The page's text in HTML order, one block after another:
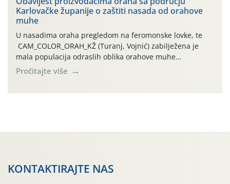
izražen zadnja šest dana (31.7.-05.8.), jer najviše
temperature zraka svakodnevno […]
Karlovačke županije o zaštiti nasada od orahove
muhe
U nasadima oraha pregledom na feromonske lovke, te
CAM_COLOR_ORAH_KŽ (Turanj, Vojnić) zabilježena je
mala populacija odraslih oblika orahove muhe
(Rhagoletis completa). Niska brojnost može se objasniti
činjenicom da je riječ o mladim nasadima s vrlo malim
Pročitajte više
KONTAKTIRAJTE NAS